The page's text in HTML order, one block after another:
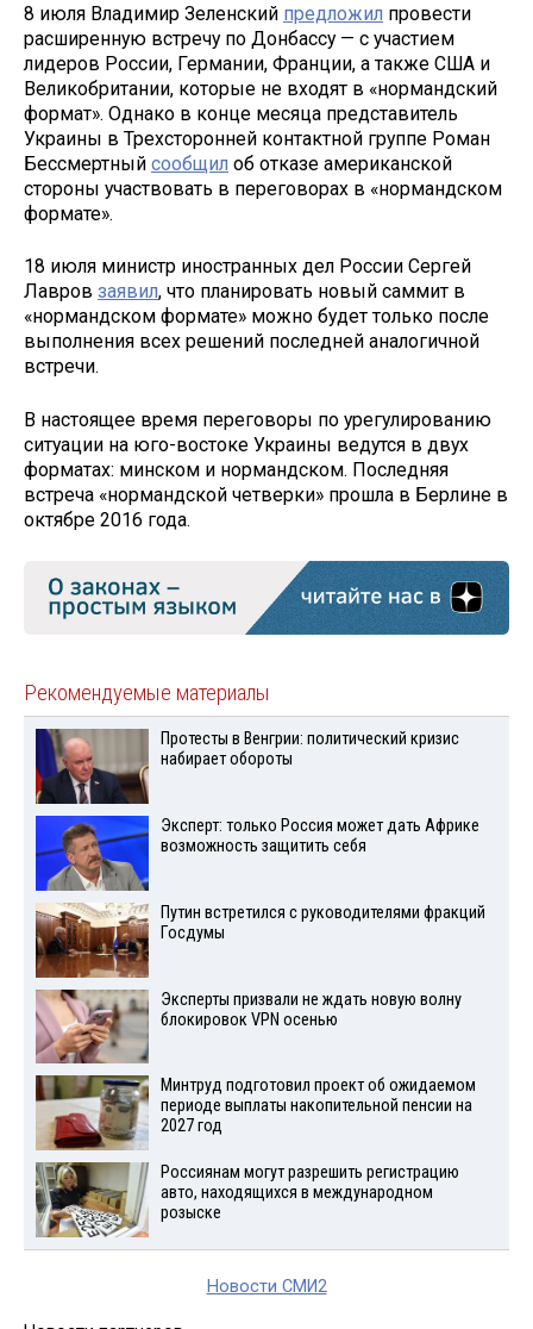
8 июля Владимир Зеленский предложил провести
расширенную встречу по Донбассу — с участием
лидеров России, Германии, Франции, а также США и
Великобритании, которые не входят в «нормандский
формат». Однако в конце месяца представитель
Украины в Трехсторонней контактной группе Роман
Бессмертный сообщил об отказе американской
стороны участвовать в переговорах в «нормандском
формате».
18 июля министр иностранных дел России Сергей
Лавров заявил, что планировать новый саммит в
«нормандском формате» можно будет только после
выполнения всех решений последней аналогичной
встречи.
В настоящее время переговоры по урегулированию
ситуации на юго-востоке Украины ведутся в двух
форматах: минском и нормандском. Последняя
встреча «нормандской четверки» прошла в Берлине в
октябре 2016 года.
Рекомендуемые материалы
Протесты в Венгрии: политический кризис
набирает обороты
Эксперт: только Россия может дать Африке
возможность защитить себя
Путин встретился с руководителями фракций
Госдумы
Эксперты призвали не ждать новую волну
блокировок VPN осенью
Минтруд подготовил проект об ожидаемом
периоде выплаты накопительной пенсии на
2027 год
Россиянам могут разрешить регистрацию
авто, находящихся в международном
розыске
Новости СМИ2